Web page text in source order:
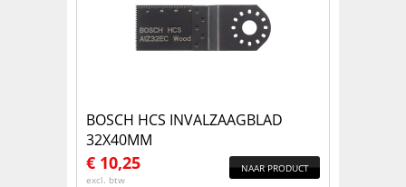
BOSCH HCS INVALZAAGBLAD
32X40MM
€ 10,25
excl. btw
NAAR PRODUCT